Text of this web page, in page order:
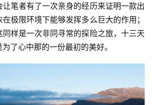
笔者有了一次亲身的经历来证明一款出
极限环境下能够发挥多么巨大的作用；
样是一次非同寻常的探险之旅，十三天
了心中那的一份最初的美好。